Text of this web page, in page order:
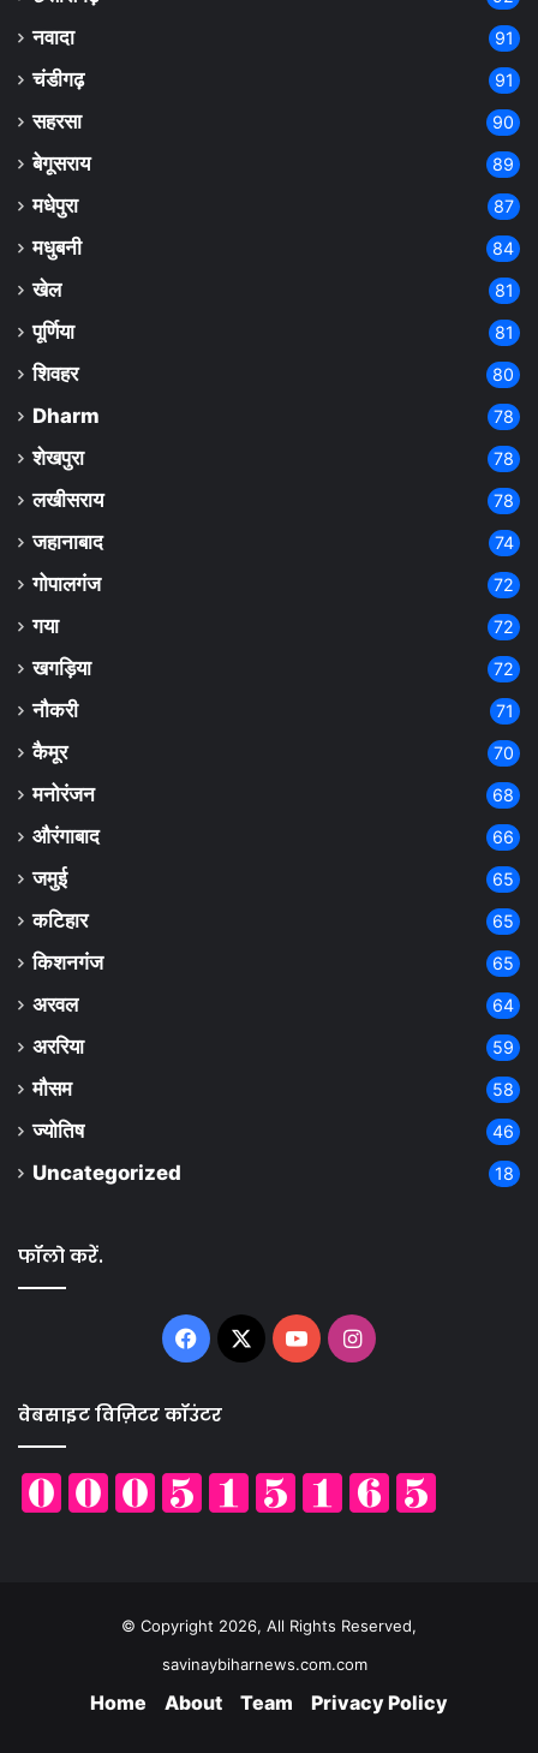
नवादा 91
चंडीगढ़ 91
सहरसा 90
बेगूसराय 89
मधेपुरा 87
मधुबनी 84
खेल 81
पूर्णिया 81
शिवहर 80
Dharm 78
शेखपुरा 78
लखीसराय 78
जहानाबाद 74
गोपालगंज 72
गया 72
खगड़िया 72
नौकरी 71
कैमूर 70
मनोरंजन 68
औरंगाबाद 66
जमुई 65
कटिहार 65
किशनगंज 65
अरवल 64
अररिया 59
मौसम 58
ज्योतिष 46
Uncategorized 18
फॉलो करें.
Facebook
X YouTubeInstagram
वेबसाइट विज़िटर कॉउंटर
© Copyright 2026, All Rights Reserved,
savinaybiharnews.com.com
Home About Team Privacy Policy